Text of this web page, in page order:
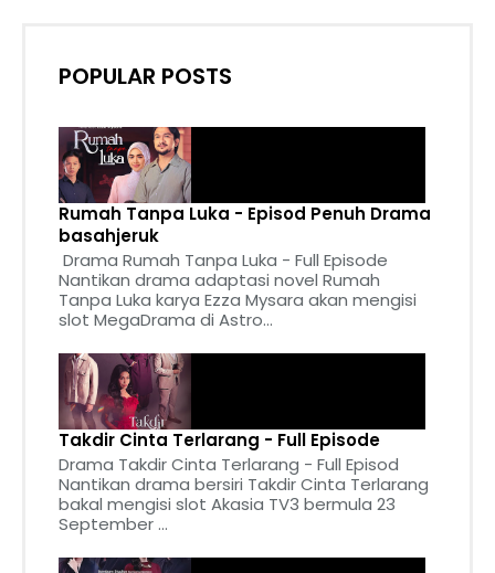
POPULAR POSTS
Rumah Tanpa Luka - Episod Penuh Drama
basahjeruk
Drama Rumah Tanpa Luka - Full Episode
Nantikan drama adaptasi novel Rumah
Tanpa Luka karya Ezza Mysara akan mengisi
slot MegaDrama di Astro...
Takdir Cinta Terlarang - Full Episode
Drama Takdir Cinta Terlarang - Full Episod
Nantikan drama bersiri Takdir Cinta Terlarang
bakal mengisi slot Akasia TV3 bermula 23
September ...